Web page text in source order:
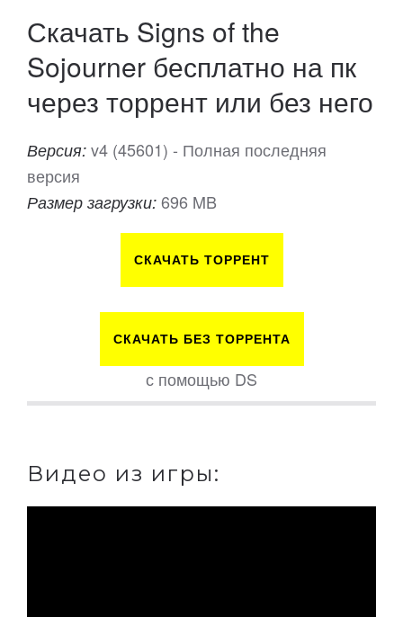
Скачать Signs of the
Sojourner бесплатно на пк
через торрент или без него
Версия: v4 (45601) - Полная последняя
версия
Размер загрузки: 696 MB
СКАЧАТЬ ТОРРЕНТ
СКАЧАТЬ БЕЗ ТОРРЕНТА
с помощью DS
Видео из игры: